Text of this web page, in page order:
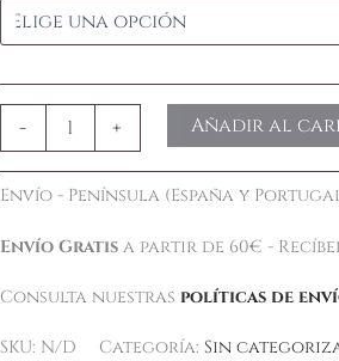
- + Añadir al
Envío - Península (España y
Envío Gratisa partir de 60€ -
Consulta nuestras políticas de
SKU: N/D Categoría: Sin